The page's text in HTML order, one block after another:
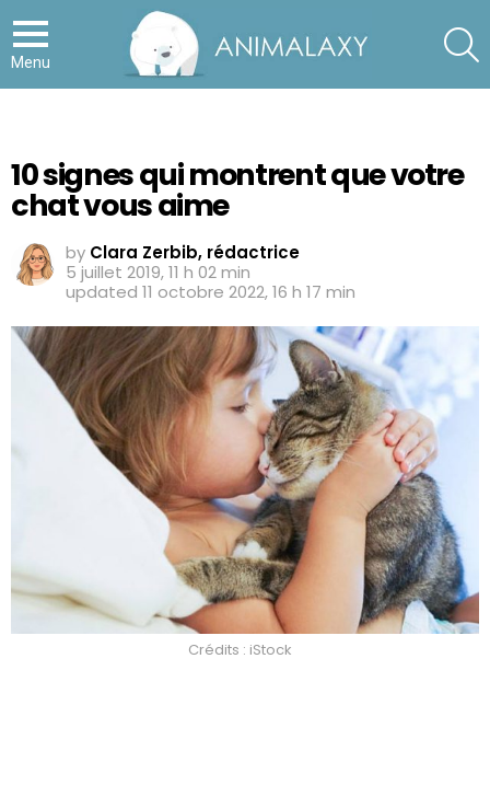
Menu
10 signes qui montrent que votre
chat vous aime
by Clara Zerbib, rédactrice
5 juillet 2019, 11 h 02 min
updated 11 octobre 2022, 16 h 17 min
Crédits : iStock